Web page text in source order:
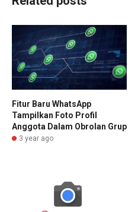
Fitur Baru WhatsApp
Tampilkan Foto Profil
Anggota Dalam Obrolan Grup
3 year ago